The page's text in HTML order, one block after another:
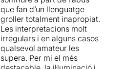
que fan d’un llenguatge
groller totalment inapropiat.
Les interpretacions molt
irregulars i en alguns casos
qualsevol amateur les
supera. Per mi el més